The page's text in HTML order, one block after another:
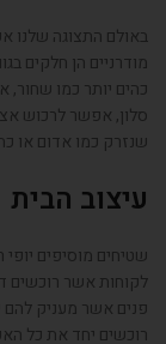
באולם התצוגה שלנו
מודרניים הן חלקים
כהים יותר כמו שחור,
סלון, אפשר לרכוש
שנזרק כמו אדום או
עיצוב הבית
שטיחים מוסיפים
לקוחות אשר רוכשים
פנים אשר מעניק להם
רוכשים יחד את כל